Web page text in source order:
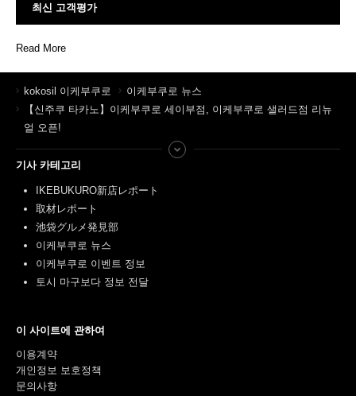
최신 고객평가
Read More
kokosil 이케부쿠로
이케부쿠로 뉴스
【신주쿠 타카노】이케부쿠로 세이부점, 이케부쿠로 샐러드점 리뉴
얼 오픈!
기사 카테고리
IKEBUKURO新店レポート
取材レポート
池袋グルメ発見部
이케부쿠로 뉴스
이케부쿠로 이벤트 정보
토시 마구보다 정보 전달
이 사이트에 관하여
이용계약
개인정보 보호정책
문의사항